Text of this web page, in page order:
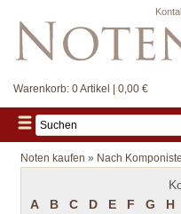
Warenkorb: 0 Artikel | 0,00 €
Noten kaufen » Nach
A
B C D E F G H